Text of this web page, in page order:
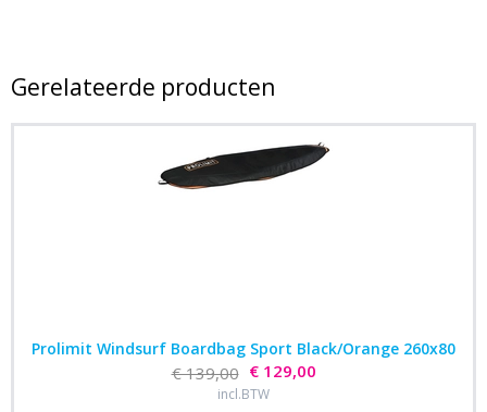
Gerelateerde producten
Prolimit Windsurf Boardbag Sport Black/Orange 260x80
€ 139,00 € 129,00
incl.BTW